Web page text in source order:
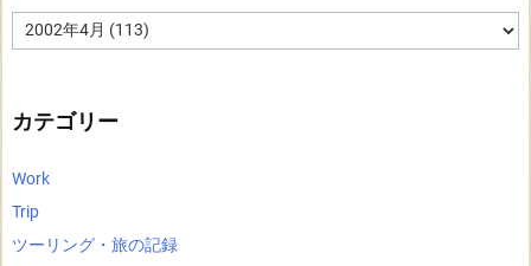
ア
ー
カテゴリー
Work
Trip
ツーリング・旅の記録